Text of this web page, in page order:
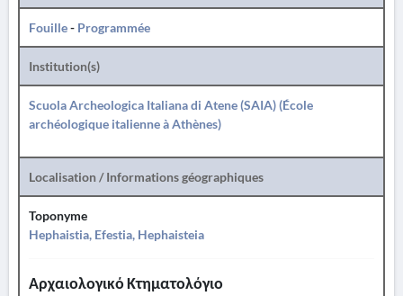
Fouille- Programmée
Institution(s)
Scuola Archeologica Italiana di Atene (SAIA) (École
archéologique italienne à Athènes)
Localisation / Informations géographiques
Toponyme
Hephaistia, Efestia, Hephaisteia
Αρχαιολογικό Κτηματολόγιο